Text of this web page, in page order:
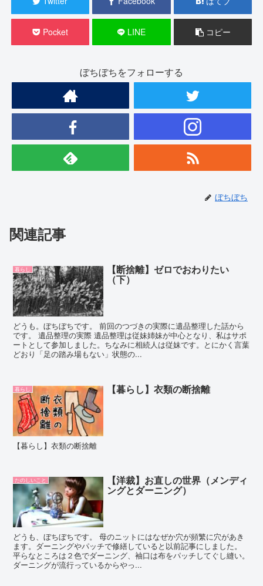
Pocket LINE コピー
ぼちぼちをフォローする
ぼちぼち
関連記事
暮らし 【断捨離】ゼロでおわりたい
（下）
どうも。ぼちぼちです。 前回のつづきの実際に遺品整理した話から
です。 遺品整理の実際 遺品整理は従妹姉妹が中心となり、私はサポ
ートとして参加しました。ちなみに相続人は従妹です。とにかく言葉
どおり「足の踏み場もない」状態の...
暮らし 【暮らし】衣類の断捨離
【暮らし】衣類の断捨離
たのしいこと 【洋裁】お直しの世界（メンディ
ングとダーニング）
どうも、ぼちぼちです。 母のニットにはなぜか穴が頻繁に穴があき
ます。ダーニングやパッチで修繕していると以前記事にしました。
平らなところは２色でダーニング、袖口は布をパッチしてぐし縫い。
ダーニングが流行っているからやっ...